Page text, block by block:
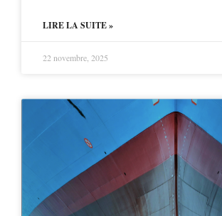
LIRE LA SUITE »
22 novembre, 2025